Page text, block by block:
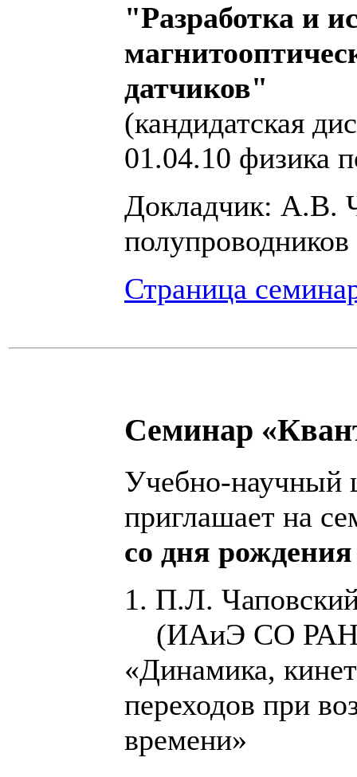
"Разработка и
датчиков"
(кандидатская
01.04.10 физика
Докладчик: А.В.
Страница
Семинар
Учебно-научный
приглашает на
со дня
1. П.Л.
(ИАиЭ СО
«Динамика,
переходов при
времени»